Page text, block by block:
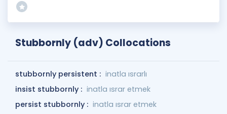
Stubbornly (adv) Collocations
stubbornly persistent : inatla ısrarlı
insist stubbornly : inatla ısrar etmek
persist stubbornly : inatla ısrar etmek